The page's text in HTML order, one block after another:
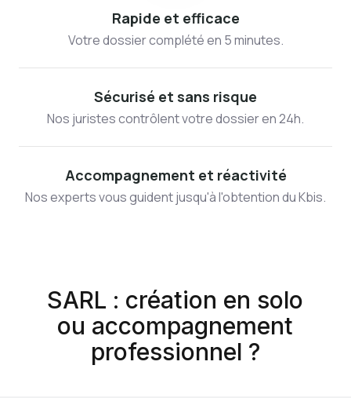
Rapide et efficace
Votre dossier complété en 5 minutes.
Sécurisé et sans risque
Nos juristes contrôlent votre dossier en 24h.
Accompagnement et réactivité
Nos experts vous guident jusqu'à l'obtention du Kbis.
SARL : création en solo
ou accompagnement
professionnel ?